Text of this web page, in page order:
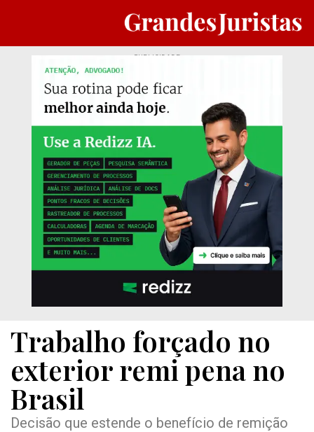
PUBLICIDADE
Trabalho forçado no
exterior remi pena no
Brasil
Decisão que estende o benefício de remição